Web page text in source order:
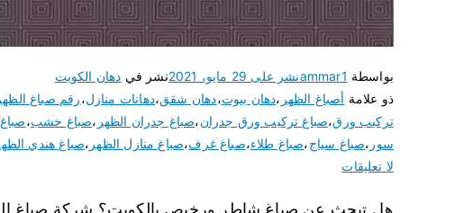
بواسطة ammar1نشر على 29 مايو، 2021 نشر في دهان الكويت
ذو علامة أصباغ الظهر ،دهان بيوت،دهان شقق،دهانات منازل،رقم صباغ الظهر
تركيب ورق،صباغ تركيب ورق جدران،صباغ جدران الظهر ،صباغ خشب،
سور ،صباغ سياج،صباغ طلاء،صباغ غرف،صباغ منازل الظهر ،صباغ هندي
لا تعليقات
هل تبحث عن صباغ شاطر ورخيص بالكويت؟ شركة صباغ